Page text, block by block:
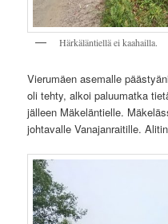
Härkäläntiellä ei kaahailla.
Vierumäen asemalle
oli tehty, alkoi paluumatka
jälleen Mäkeläntielle.
johtavalle Vanajanraitille.